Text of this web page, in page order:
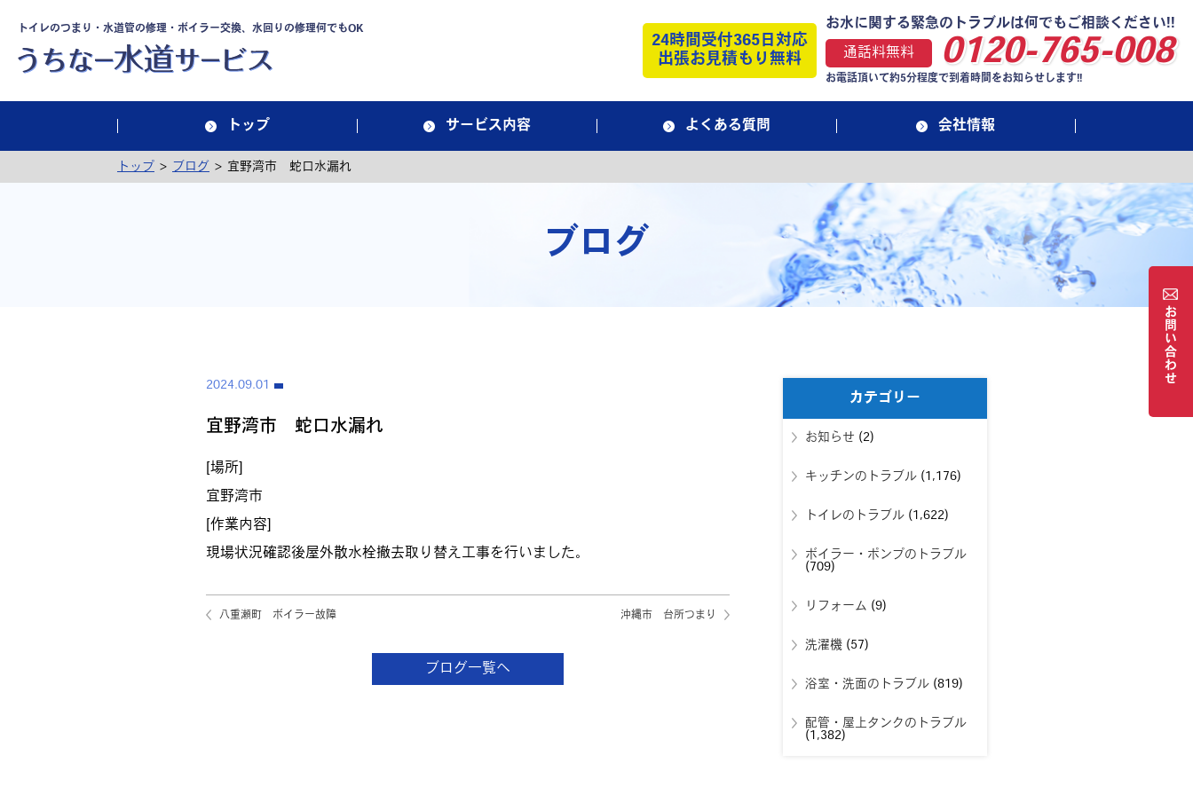
トイレのつまり・水道管の修理・ボイラー交換、水回りの修理何でもOK
24時間受付365日対応
出張お見積もり無料
お水に関する緊急のトラブルは何でもご相談ください!!
通話料無料 0120-765-008
お電話頂いて約5分程度で到着時間をお知らせします!!
トップ サービス内容 よくある質問 会社情報
トップ > ブログ > 宜野湾市 蛇口水漏れ
ブログ
2024.09.01
宜野湾市 蛇口水漏れ
[場所]
宜野湾市
[作業内容]
現場状況確認後屋外散水栓撤去取り替え工事を行いました。
八重瀬町 ボイラー故障 沖縄市 台所つまり
ブログ一覧へ
カテゴリー
お知らせ (2)
キッチンのトラブル(1,176)
トイレのトラブル(1,622)
ボイラー・ポンプのトラブル
(709)
リフォーム (9)
洗濯機(57)
浴室・洗面のトラブル(819)
配管・屋上タンクのトラブル
(1,382)
お
問
い
合
わ
せ